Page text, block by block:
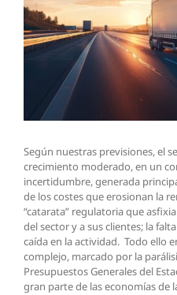
Según nuestras previsiones, el
crecimiento moderado, en un
incertidumbre, generada
de los costes que erosionan la
“catarata” regulatoria que
del sector y a sus clientes; la
caída en la actividad. Todo ello
complejo, marcado por la
Presupuestos Generales del
gran parte de las economías de